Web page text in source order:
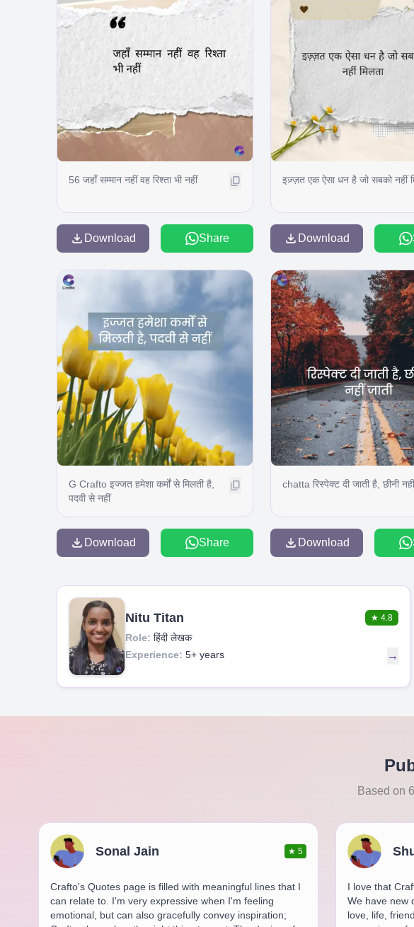
56 जहाँ सम्मान नहीं वह रिश्ता भी नहीं
Download Share
इज़्ज़त एक ऐसा धन है जो सबको नहीं
Download
G Crafto इज्जत हमेशा कर्मों से मिलती है,
पदवी से नहीं
Download Share
chatta रिस्पेक्ट दी जाती है, छीनी
Download
Nitu Titan ★ 4.8
Role: हिंदी लेखक
Experience: 5+ years →
Based on
Sonal Jain ★ 5
Crafto's Quotes page is filled with meaningful lines that I
can relate to. I'm very expressive when I'm feeling
emotional, but can also gracefully convey inspiration;
I love that
We have new
love, life,